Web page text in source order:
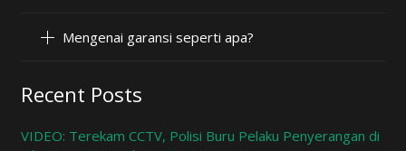
Mengenai garansi seperti apa?
Recent Posts
VIDEO: Terekam CCTV, Polisi Buru Pelaku Penyerangan di